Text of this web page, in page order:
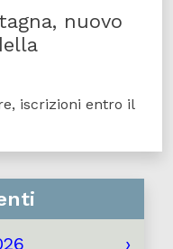
nuovo
iscrizioni entro il
›